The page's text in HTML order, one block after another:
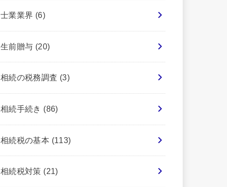
士業業界 (6)
生前贈与 (20)
相続の税務調査 (3)
相続手続き (86)
相続税の基本 (113)
相続税対策 (21)